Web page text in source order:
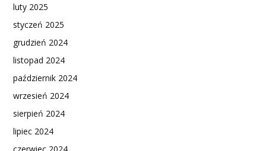
luty 2025
styczeń 2025
grudzień 2024
listopad 2024
październik 2024
wrzesień 2024
sierpień 2024
lipiec 2024